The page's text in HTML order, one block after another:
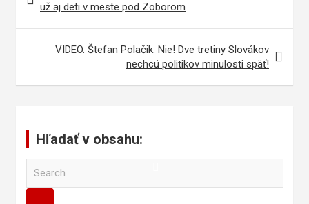
článku
už aj deti v meste pod Zoborom
VIDEO. Štefan Polačik: Nie! Dve tretiny Slovákov
nechcú politikov minulosti späť!
Hľadať v obsahu:
a